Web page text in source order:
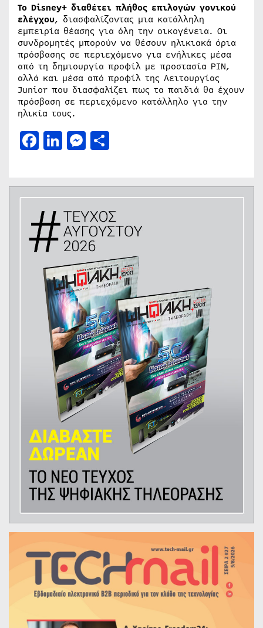
Το Disney+ διαθέτει πλήθος επιλογών γονικού
ελέγχου, διασφαλίζοντας μια κατάλληλη
εμπειρία θέασης για όλη την οικογένεια. Οι
συνδρομητές μπορούν να θέσουν ηλικιακά όρια
πρόσβασης σε περιεχόμενο για ενήλικες μέσα
από τη δημιουργία προφίλ με προστασία PIN,
αλλά και μέσα από προφίλ της Λειτουργίας
Junior που διασφαλίζει πως τα παιδιά θα έχουν
πρόσβαση σε περιεχόμενο κατάλληλο για την
ηλικία τους.
Facebook
LinkedIn
Messenger